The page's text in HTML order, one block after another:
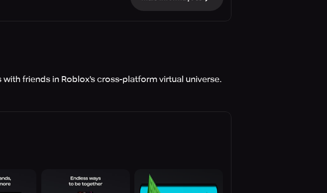
friends in Roblox's cross-platform virtual universe.